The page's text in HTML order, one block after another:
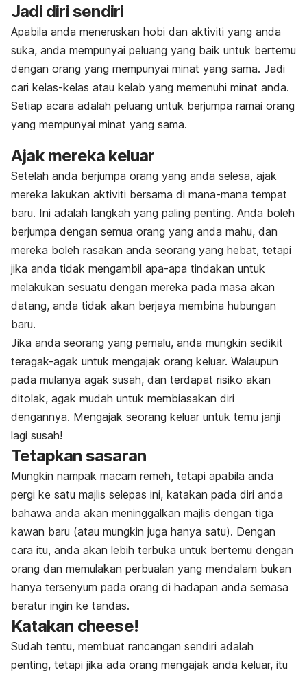
Jadi diri sendiri
Apabila anda meneruskan hobi dan aktiviti yang anda
suka, anda mempunyai peluang yang baik untuk bertemu
dengan orang yang mempunyai minat yang sama. Jadi
cari kelas-kelas atau kelab yang memenuhi minat anda.
Setiap acara adalah peluang untuk berjumpa ramai orang
yang mempunyai minat yang sama.
Ajak mereka keluar
Setelah anda berjumpa orang yang anda selesa, ajak
mereka lakukan aktiviti bersama di mana-mana tempat
baru. Ini adalah langkah yang paling penting. Anda boleh
berjumpa dengan semua orang yang anda mahu, dan
mereka boleh rasakan anda seorang yang hebat, tetapi
jika anda tidak mengambil apa-apa tindakan untuk
melakukan sesuatu dengan mereka pada masa akan
datang, anda tidak akan berjaya membina hubungan
baru.
Jika anda seorang yang pemalu, anda mungkin sedikit
teragak-agak untuk mengajak orang keluar. Walaupun
pada mulanya agak susah, dan terdapat risiko akan
ditolak, agak mudah untuk membiasakan diri
dengannya. Mengajak seorang keluar untuk temu janji
lagi susah!
Tetapkan sasaran
Mungkin nampak macam remeh, tetapi apabila anda
pergi ke satu majlis selepas ini, katakan pada diri anda
bahawa anda akan meninggalkan majlis dengan tiga
kawan baru (atau mungkin juga hanya satu). Dengan
cara itu, anda akan lebih terbuka untuk bertemu dengan
orang dan memulakan perbualan yang mendalam bukan
hanya tersenyum pada orang di hadapan anda semasa
beratur ingin ke tandas.
Katakan cheese!
Sudah tentu, membuat rancangan sendiri adalah
penting, tetapi jika ada orang mengajak anda keluar, itu